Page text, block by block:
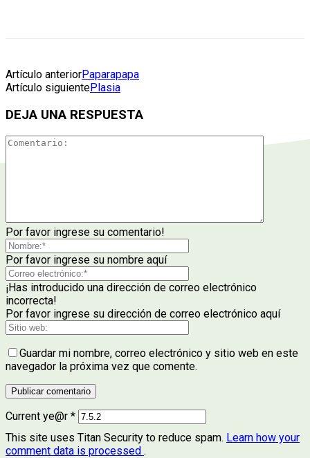
Artículo anteriorPaparapapa
Artículo siguientePlasia
DEJA UNA RESPUESTA
Por favor ingrese su comentario!
Por favor ingrese su nombre aquí
¡Has introducido una dirección de correo electrónico
incorrecta!
Por favor ingrese su dirección de correo electrónico aquí
Guardar mi nombre, correo electrónico y sitio web en este
navegador la próxima vez que comente.
Current ye@r *
This site uses Titan Security to reduce spam. Learn how your
comment data is processed .